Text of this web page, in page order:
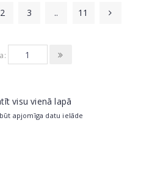
2 3 .. 11
visu vienā lapā
apjomīga datu ielāde